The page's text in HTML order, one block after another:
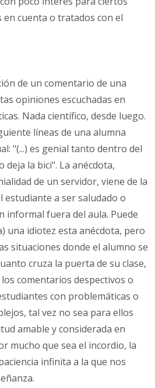
cuenta o tratados con el
de un comentario de una
opiniones escuchadas en
Nada científico, desde luego.
líneas de una alumna
"(...) es genial tanto dentro del
deja la bici". La anécdota,
de un servidor, viene de la
estudiante a ser saludado o
informal fuera del aula. Puede
una idiotez esta anécdota, pero
situaciones donde el alumno se
cruza la puerta de su clase,
comentarios despectivos o
con problemáticas o
tal vez no sea para ellos
amable y considerada en
mucho que sea el incordio, la
infinita a la que nos